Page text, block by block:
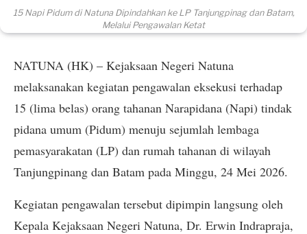
15 Napi Pidum di Natuna Dipindahkan ke LP Tanjungpinag dan Batam,
Melalui Pengawalan Ketat
NATUNA (HK) – Kejaksaan Negeri Natuna
melaksanakan kegiatan pengawalan eksekusi terhadap
15 (lima belas) orang tahanan Narapidana (Napi) tindak
pidana umum (Pidum) menuju sejumlah lembaga
pemasyarakatan (LP) dan rumah tahanan di wilayah
Tanjungpinang dan Batam pada Minggu, 24 Mei 2026.
Kegiatan pengawalan tersebut dipimpin langsung oleh
Kepala Kejaksaan Negeri Natuna, Dr. Erwin Indrapraja,